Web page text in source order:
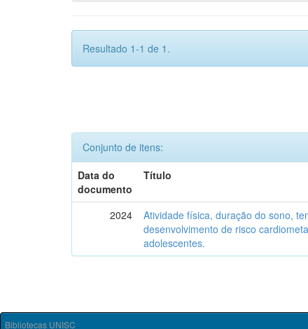
Resultado 1-1 de 1.
Conjunto de itens:
Data do
documento
Título
2024
Atividade física, duração do sono,
desenvolvimento de risco
adolescentes.
Bibliotecas UNISC